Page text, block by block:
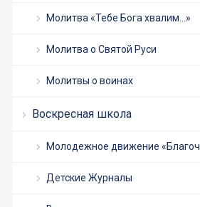
Молитва «Тебе Бога хвалим…»
Молитва о Святой Руси
Молитвы о воинах
Воскресная школа
Молодежное движение
Детские Журналы